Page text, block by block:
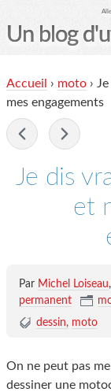
Un blog
Accueil › moto ›
mes engagements
Je dis
et
Par Michel Loiseau,
permanent
dessin
moto
On ne peut pas
dessiner une